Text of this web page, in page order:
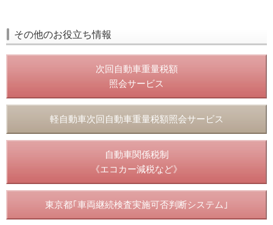
その他のお役立ち情報
次回自動車重量税額
照会サービス
軽自動車次回自動車重量税額照会サービス
自動車関係税制
《エコカー減税など》
東京都｢車両継続検査実施可否判断システム｣